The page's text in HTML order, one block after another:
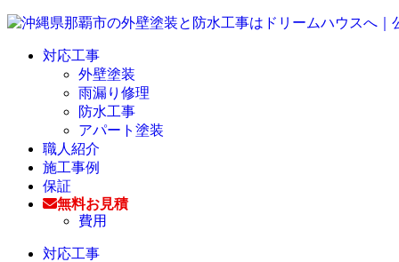
対応工事
外壁塗装
雨漏り修理
防水工事
アパート塗装
職人紹介
施工事例
保証
無料お見積
費用
対応工事